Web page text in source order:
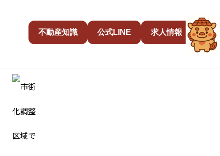
不動産知識 公式LINE 求人情報